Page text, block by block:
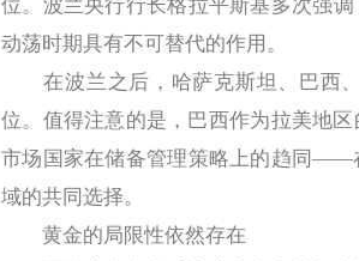
位。波兰央行行长格拉平斯基多次强
动荡时期具有不可替代的作用。
在波兰之后，哈萨克斯坦、巴西、
位。值得注意的是，巴西作为拉美地
市场国家在储备管理策略上的趋同——
域的共同选择。
黄金的局限性依然存在